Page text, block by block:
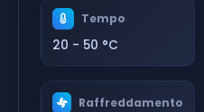
Tempo
20 - 50 °C
Raffreddamento